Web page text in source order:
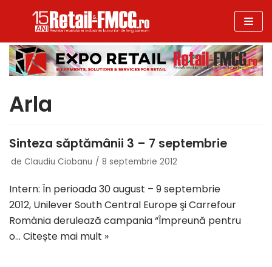
la
conținut
Arla
Sinteza săptămânii 3 – 7 septembrie
de Claudiu Ciobanu 8 septembrie 2012
Intern: În perioada 30 august – 9 septembrie
2012, Unilever South Central Europe şi Carrefour
România derulează campania “Împreună pentru
o… Citește mai mult »